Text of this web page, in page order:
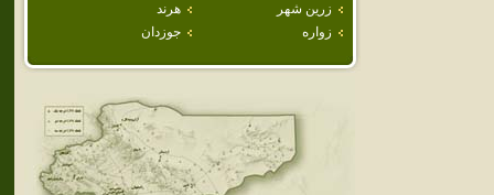
زرين شهر
هرند
زواره
جوزدان